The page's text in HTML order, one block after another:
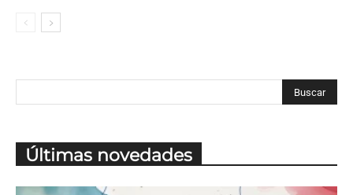
Últimas novedades